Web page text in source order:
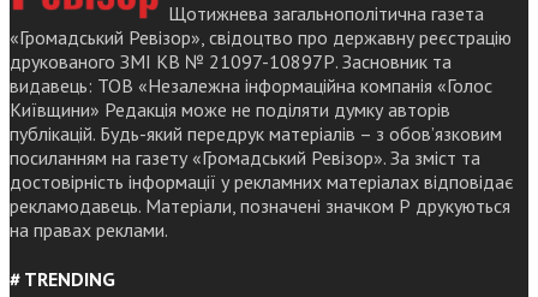
Щотижнева загальнополітична газета
«Громадський Ревізор», свідоцтво про державну реєстрацію
друкованого ЗМІ КВ № 21097-10897Р. Засновник та
видавець: ТОВ «Незалежна інформаційна компанія «Голос
Київщини» Редакція може не поділяти думку авторів
публікацій. Будь-який передрук матеріалів – з обов’язковим
посиланням на газету «Громадський Ревізор». За зміст та
достовірність інформації у рекламних матеріалах відповідає
рекламодавець. Матеріали, позначені значком Р друкуються
на правах реклами.
# TRENDING